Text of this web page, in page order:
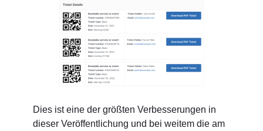
Dies ist eine der größten Verbesserungen in
dieser Veröffentlichung und bei weitem die am